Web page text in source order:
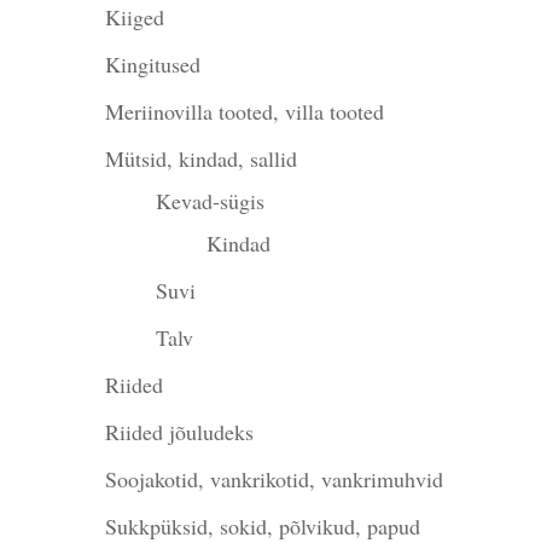
Kiiged
Kingitused
Meriinovilla tooted, villa tooted
Mütsid, kindad, sallid
Kevad-sügis
Kindad
Suvi
Talv
Riided
Riided jõuludeks
Soojakotid, vankrikotid, vankrimuhvid
Sukkpüksid, sokid, põlvikud, papud